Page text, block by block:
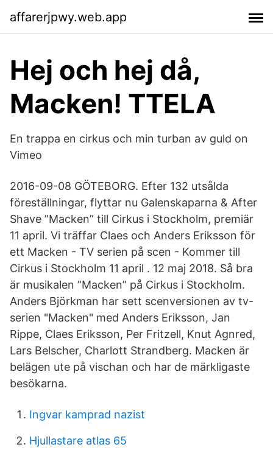
affarerjpwy.web.app
Hej och hej då,
Macken! TTELA
En trappa en cirkus och min turban av guld on
Vimeo
2016-09-08 GÖTEBORG. Efter 132 utsålda
föreställningar, flyttar nu Galenskaparna & After
Shave ”Macken” till Cirkus i Stockholm, premiär
11 april. Vi träffar Claes och Anders Eriksson för
ett Macken - TV serien på scen - Kommer till
Cirkus i Stockholm 11 april . 12 maj 2018. Så bra
är musikalen ”Macken” på Cirkus i Stockholm.
Anders Björkman har sett scenversionen av tv-
serien "Macken" med Anders Eriksson, Jan
Rippe, Claes Eriksson, Per Fritzell, Knut Agnred,
Lars Belscher, Charlott Strandberg. Macken är
belägen ute på vischan och har de märkligaste
besökarna.
Ingvar kamprad nazist
Hjullastare atlas 65